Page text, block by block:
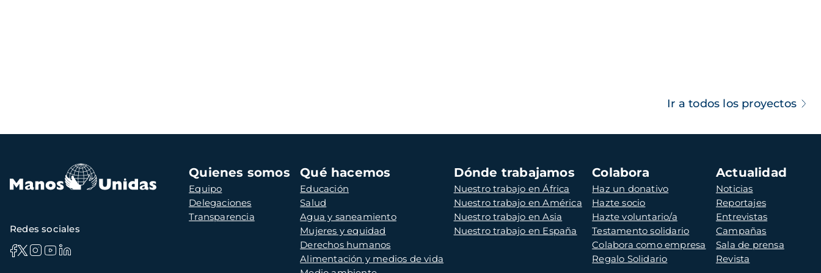
Ir a todos los proyectos
Navegación
principal
Quienes somos
Equipo
Delegaciones
Transparencia
Qué hacemos
Educación
Salud
Agua y saneamiento
Mujeres y equidad
Derechos humanos
Alimentación y medios de vida
Dónde trabajamos
Nuestro trabajo en África
Nuestro trabajo en América
Nuestro trabajo en Asia
Nuestro trabajo en España
Colabora
Haz un donativo
Hazte socio
Hazte voluntario/a
Testamento solidario
Colabora como empresa
Regalo Solidario
Actualidad
Noticias
Reportajes
Entrevistas
Campañas
Sala de prensa
Revista
Redes sociales